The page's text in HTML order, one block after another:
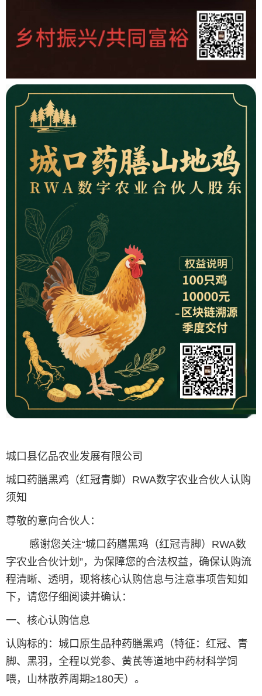
城口县亿品农业发展有限公司
城口药膳黑鸡（红冠青脚）RWA数字农业合伙人认购
须知
尊敬的意向合伙人：
感谢您关注“城口药膳黑鸡（红冠青脚）RWA数
字农业合伙计划”，为保障您的合法权益，确保认购流
程清晰、透明，现将核心认购信息与注意事项告知如
下，请您仔细阅读并确认：
一、核心认购信息
认购标的：城口原生品种药膳黑鸡（特征：红冠、青
脚、黑羽，全程以党参、黄芪等道地中药材科学饲
喂，山林散养周期≥180天）。